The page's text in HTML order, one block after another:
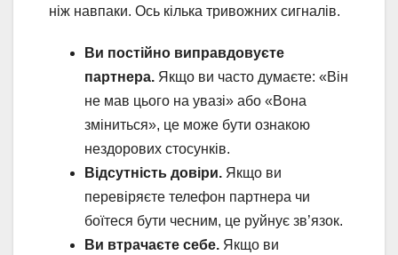
ніж навпаки. Ось кілька тривожних сигналів.
Ви постійно виправдовуєте
партнера. Якщо ви часто думаєте: «Він
не мав цього на увазі» або «Вона
зміниться», це може бути ознакою
нездорових стосунків.
Відсутність довіри. Якщо ви
перевіряєте телефон партнера чи
боїтеся бути чесним, це руйнує зв’язок.
Ви втрачаєте себе. Якщо ви